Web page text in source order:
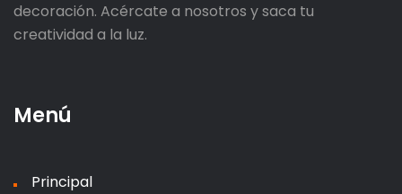
decoración. Acércate a nosotros y saca tu
creatividad a la luz.
Menú
Principal